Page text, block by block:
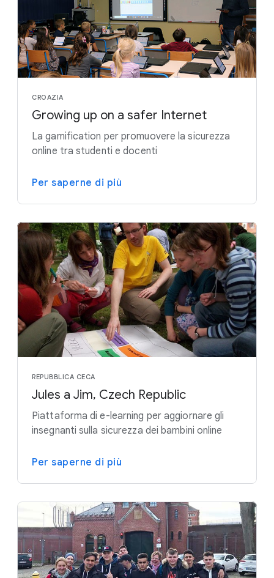
CROAZIA
Growing up on a safer Internet
La gamification per promuovere la sicurezza
online tra studenti e docenti
Per saperne di più
REPUBBLICA CECA
Jules a Jim, Czech Republic
Piattaforma di e-learning per aggiornare gli
insegnanti sulla sicurezza dei bambini online
Per saperne di più